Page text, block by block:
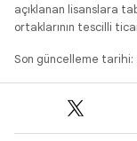
açıklanan lisanslara
ortaklarının tescilli
Son güncelleme